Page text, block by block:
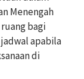
Menengah
bagi
apabila
di